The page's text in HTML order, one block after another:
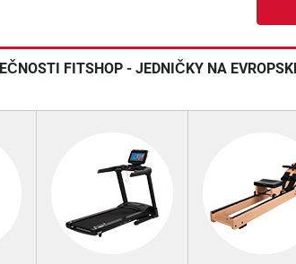
FITSHOP - JEDNIČKY NA